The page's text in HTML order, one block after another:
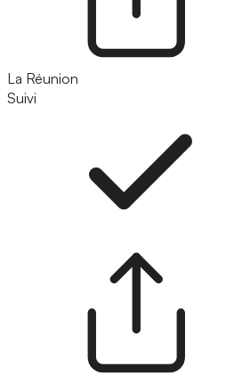
La Réunion
Suivi